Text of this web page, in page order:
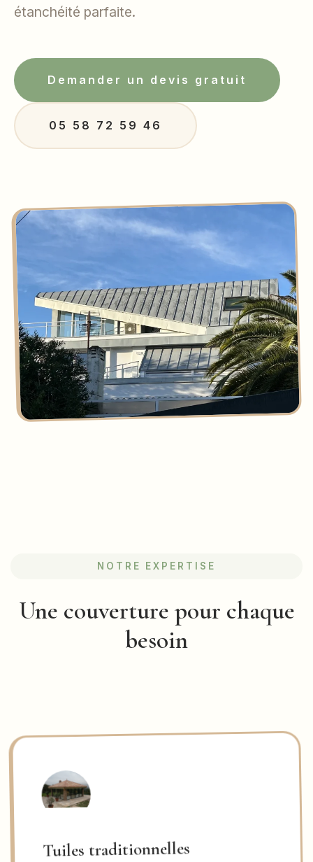
étanchéité parfaite.
Demander un devis gratuit
05 58 72 59 46
NOTRE EXPERTISE
Une couverture pour chaque
besoin
Tuiles traditionnelles